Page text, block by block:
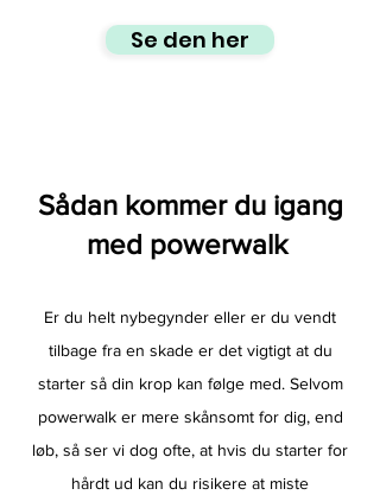
Se den her
Sådan kommer du igang
med powerwalk
Er du helt nybegynder eller er du vendt
tilbage fra en skade er det vigtigt at du
starter så din krop kan følge med. Selvom
powerwalk er mere skånsomt for dig, end
løb, så ser vi dog ofte, at hvis du starter for
hårdt ud kan du risikere at miste